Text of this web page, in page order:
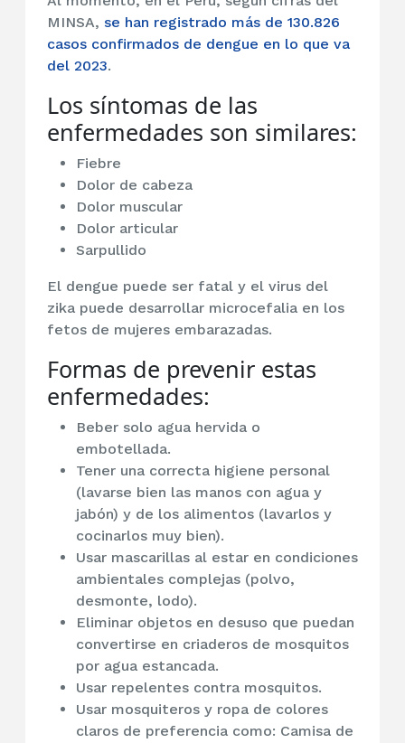
MINSA, se han registrado más de 130.826
casos confirmados de dengue en lo que va
del 2023.
Los síntomas de las
enfermedades son similares:
Fiebre
Dolor de cabeza
Dolor muscular
Dolor articular
Sarpullido
El dengue puede ser fatal y el virus del
zika puede desarrollar microcefalia en los
fetos de mujeres embarazadas.
Formas de prevenir estas
enfermedades:
Beber solo agua hervida o
embotellada.
Tener una correcta higiene personal
(lavarse bien las manos con agua y
jabón) y de los alimentos (lavarlos y
cocinarlos muy bien).
Usar mascarillas al estar en condiciones
ambientales complejas (polvo,
desmonte, lodo).
Eliminar objetos en desuso que puedan
convertirse en criaderos de mosquitos
por agua estancada.
Usar repelentes contra mosquitos.
Usar mosquiteros y ropa de colores
claros de preferencia como: Camisa de